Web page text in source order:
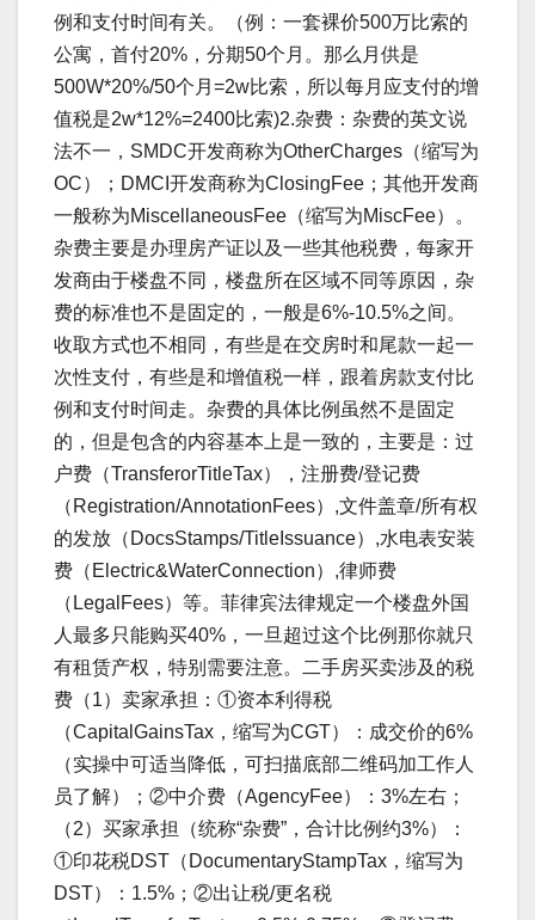
例和支付时间有关。（例：一套裸价500万比索的
公寓，首付20%，分期50个月。那么月供是
500W*20%/50个月=2w比索，所以每月应支付的增
值税是2w*12%=2400比索)2.杂费：杂费的英文说
法不一，SMDC开发商称为OtherCharges（缩写为
OC）；DMCI开发商称为ClosingFee；其他开发商
一般称为MiscellaneousFee（缩写为MiscFee）。
杂费主要是办理房产证以及一些其他税费，每家开
发商由于楼盘不同，楼盘所在区域不同等原因，杂
费的标准也不是固定的，一般是6%-10.5%之间。
收取方式也不相同，有些是在交房时和尾款一起一
次性支付，有些是和增值税一样，跟着房款支付比
例和支付时间走。杂费的具体比例虽然不是固定
的，但是包含的内容基本上是一致的，主要是：过
户费（TransferorTitleTax），注册费/登记费
（Registration/AnnotationFees）,文件盖章/所有权
的发放（DocsStamps/TitleIssuance）,水电表安装
费（Electric&WaterConnection）,律师费
（LegalFees）等。菲律宾法律规定一个楼盘外国
人最多只能购买40%，一旦超过这个比例那你就只
有租赁产权，特别需要注意。二手房买卖涉及的税
费（1）卖家承担：①资本利得税
（CapitalGainsTax，缩写为CGT）：成交价的6%
（实操中可适当降低，可扫描底部二维码加工作人
员了解）；②中介费（AgencyFee）：3%左右；
（2）买家承担（统称“杂费”，合计比例约3%）：
①印花税DST（DocumentaryStampTax，缩写为
DST）：1.5%；②出让税/更名税